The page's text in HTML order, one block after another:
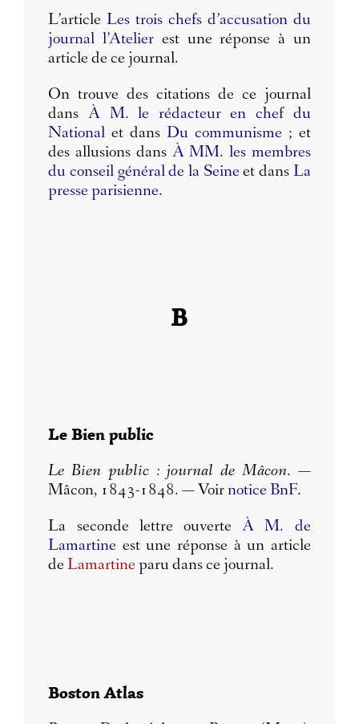
L’article Les trois chefs d’accusation du
journal l’Atelier est une réponse à un
article de ce journal.
On trouve des citations de ce journal
dansÀ M. le rédacteur en chef du
National et dans Du communisme ; et
des allusions dans À MM. les membres
du conseil général de la Seine et dans La
presse parisienne.
B
Le Bien public
Le Bien public : journal de Mâcon. —
Mâcon, 1843-1848. — Voirnotice BnF.
La seconde lettre ouverteÀ M. de
Lamartine est une réponse à un article
de Lamartine paru dans ce journal.
Boston Atlas